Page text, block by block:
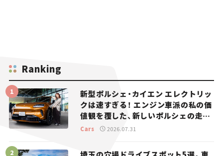
Ranking
新型ポルシェ・カイエン エレクトリッ
クは速すぎる！ エンジン車派の私の価
値観を覆した、新しいポルシェの走
り。
Cars 2026.07.31